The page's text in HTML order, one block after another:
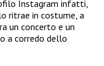
Instagram infatti,
ritrae in costume, a
un concerto e un
a corredo dello